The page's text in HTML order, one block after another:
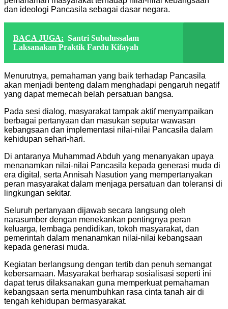
dan ideologi Pancasila sebagai dasar negara.
BACA JUGA: Santri Subulussalam
Laksanakan Praktik Fardu Kifayah
Menurutnya, pemahaman yang baik terhadap Pancasila
akan menjadi benteng dalam menghadapi pengaruh negatif
yang dapat memecah belah persatuan bangsa.
Pada sesi dialog, masyarakat tampak aktif menyampaikan
berbagai pertanyaan dan masukan seputar wawasan
kebangsaan dan implementasi nilai-nilai Pancasila dalam
kehidupan sehari-hari.
Di antaranya Muhammad Abduh yang menanyakan upaya
menanamkan nilai-nilai Pancasila kepada generasi muda di
era digital, serta Annisah Nasution yang mempertanyakan
peran masyarakat dalam menjaga persatuan dan toleransi di
lingkungan sekitar.
Seluruh pertanyaan dijawab secara langsung oleh
narasumber dengan menekankan pentingnya peran
keluarga, lembaga pendidikan, tokoh masyarakat, dan
pemerintah dalam menanamkan nilai-nilai kebangsaan
kepada generasi muda.
Kegiatan berlangsung dengan tertib dan penuh semangat
kebersamaan. Masyarakat berharap sosialisasi seperti ini
dapat terus dilaksanakan guna memperkuat pemahaman
kebangsaan serta menumbuhkan rasa cinta tanah air di
tengah kehidupan bermasyarakat.